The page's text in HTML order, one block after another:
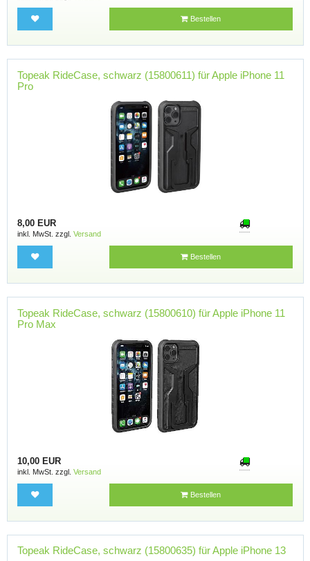
Bestellen
Topeak RideCase, schwarz (15800611) für Apple iPhone 11
Pro
8,00 EUR
inkl. MwSt. zzgl. Versand
Bestellen
Topeak RideCase, schwarz (15800610) für Apple iPhone 11
Pro Max
10,00 EUR
inkl. MwSt. zzgl. Versand
Bestellen
Topeak RideCase, schwarz (15800635) für Apple iPhone 13